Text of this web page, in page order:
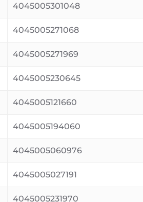
4045005301048
4045005271068
4045005271969
4045005230645
4045005121660
4045005194060
4045005060976
4045005027191
4045005231970